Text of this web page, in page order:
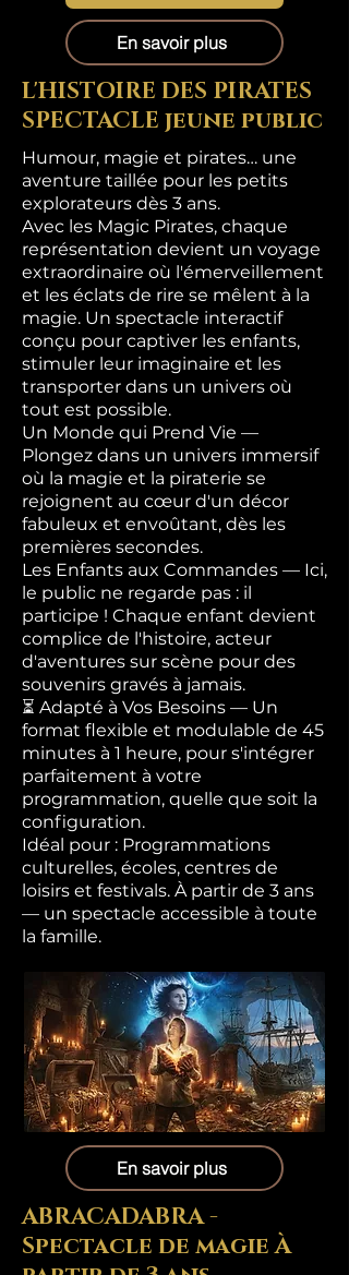
En savoir plus
L'HISTOIRE DES PIRATES
SPECTACLE jeune public
Humour, magie et pirates… une
aventure taillée pour les petits
explorateurs dès 3 ans.
Avec les Magic Pirates, chaque
représentation devient un voyage
extraordinaire où l'émerveillement
et les éclats de rire se mêlent à la
magie. Un spectacle interactif
conçu pour captiver les enfants,
stimuler leur imaginaire et les
transporter dans un univers où
tout est possible.
Un Monde qui Prend Vie —
Plongez dans un univers immersif
où la magie et la piraterie se
rejoignent au cœur d'un décor
fabuleux et envoûtant, dès les
premières secondes.
Les Enfants aux Commandes — Ici,
le public ne regarde pas : il
participe ! Chaque enfant devient
complice de l'histoire, acteur
d'aventures sur scène pour des
souvenirs gravés à jamais.
⏳ Adapté à Vos Besoins — Un
format flexible et modulable de 45
minutes à 1 heure, pour s'intégrer
parfaitement à votre
programmation, quelle que soit la
configuration.
Idéal pour : Programmations
culturelles, écoles, centres de
loisirs et festivals. À partir de 3 ans
— un spectacle accessible à toute
la famille.
En savoir plus
ABRACADABRA -
Spectacle de magie À